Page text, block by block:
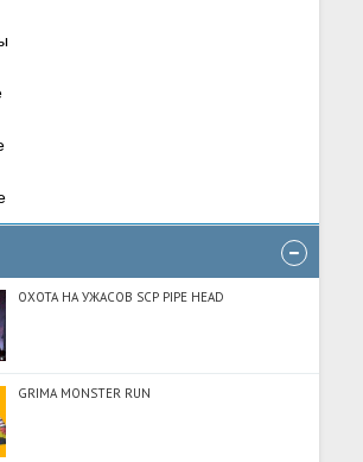
ОХОТА НА УЖАСОВ SCP PIPE HEAD
GRIMA MONSTER RUN